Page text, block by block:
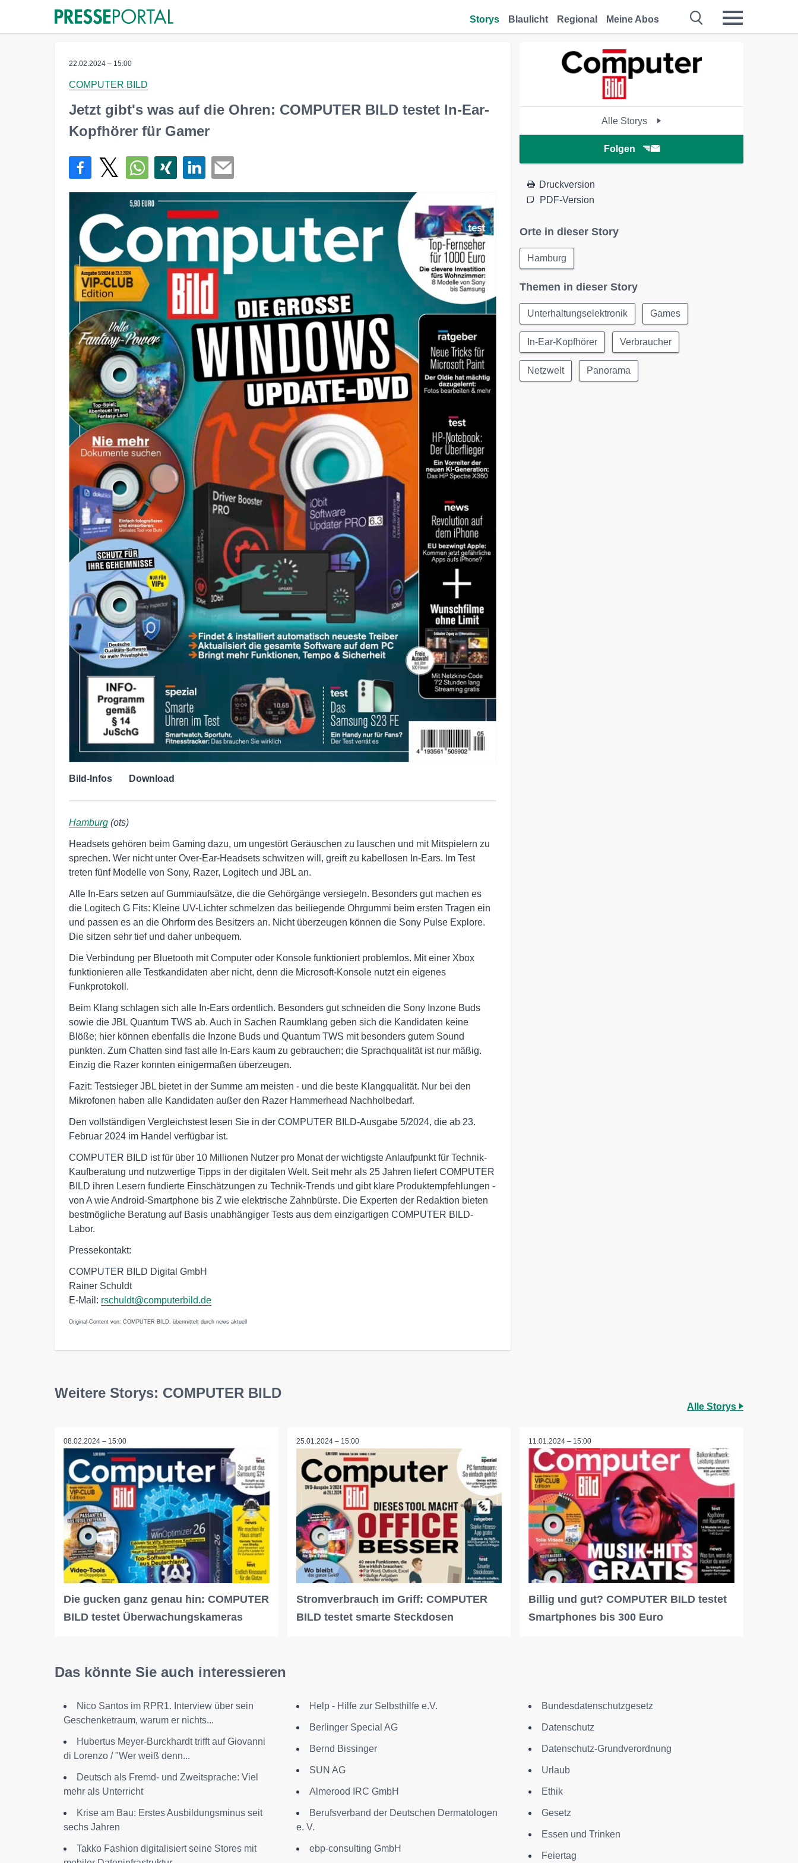
Storys Blaulicht Regional Meine Abos
22.02.2024 – 15:00
COMPUTER BILD
Jetzt gibt's was auf die Ohren: COMPUTER BILD testet In-Ear-
Kopfhörer für Gamer
Bild-Infos Download
Hamburg (ots)
Headsets gehören beim Gaming dazu, um ungestört Geräuschen zu lauschen und mit Mitspielern zu
sprechen. Wer nicht unter Over-Ear-Headsets schwitzen will, greift zu kabellosen In-Ears. Im Test
treten fünf Modelle von Sony, Razer, Logitech und JBL an.
Alle In-Ears setzen auf Gummiaufsätze, die die Gehörgänge versiegeln. Besonders gut machen es
die Logitech G Fits: Kleine UV-Lichter schmelzen das beiliegende Ohrgummi beim ersten Tragen ein
und passen es an die Ohrform des Besitzers an. Nicht überzeugen können die Sony Pulse Explore.
Die sitzen sehr tief und daher unbequem.
Die Verbindung per Bluetooth mit Computer oder Konsole funktioniert problemlos. Mit einer Xbox
funktionieren alle Testkandidaten aber nicht, denn die Microsoft-Konsole nutzt ein eigenes
Funkprotokoll.
Beim Klang schlagen sich alle In-Ears ordentlich. Besonders gut schneiden die Sony Inzone Buds
sowie die JBL Quantum TWS ab. Auch in Sachen Raumklang geben sich die Kandidaten keine
Blöße; hier können ebenfalls die Inzone Buds und Quantum TWS mit besonders gutem Sound
punkten. Zum Chatten sind fast alle In-Ears kaum zu gebrauchen; die Sprachqualität ist nur mäßig.
Einzig die Razer konnten einigermaßen überzeugen.
Fazit: Testsieger JBL bietet in der Summe am meisten - und die beste Klangqualität. Nur bei den
Mikrofonen haben alle Kandidaten außer den Razer Hammerhead Nachholbedarf.
Den vollständigen Vergleichstest lesen Sie in der COMPUTER BILD-Ausgabe 5/2024, die ab 23.
Februar 2024 im Handel verfügbar ist.
COMPUTER BILD ist für über 10 Millionen Nutzer pro Monat der wichtigste Anlaufpunkt für Technik-
Kaufberatung und nutzwertige Tipps in der digitalen Welt. Seit mehr als 25 Jahren liefert COMPUTER
BILD ihren Lesern fundierte Einschätzungen zu Technik-Trends und gibt klare Produktempfehlungen -
von A wie Android-Smartphone bis Z wie elektrische Zahnbürste. Die Experten der Redaktion bieten
bestmögliche Beratung auf Basis unabhängiger Tests aus dem einzigartigen COMPUTER BILD-
Labor.
Pressekontakt:
COMPUTER BILD Digital GmbH
Rainer Schuldt
E-Mail: rschuldt@computerbild.de
Original-Content von: COMPUTER BILD, übermittelt durch news aktuell
Alle Storys
Folgen
Druckversion
PDF-Version
Orte in dieser Story
Hamburg
Themen in dieser Story
Unterhaltungselektronik Games
In-Ear-Kopfhörer Verbraucher
Netzwelt Panorama
Weitere Storys: COMPUTER BILD
Alle Storys
08.02.2024 – 15:00
Die gucken ganz genau hin: COMPUTER
BILD testet Überwachungskameras
25.01.2024 – 15:00
Stromverbrauch im Griff: COMPUTER
BILD testet smarte Steckdosen
11.01.2024 – 15:00
Billig und gut? COMPUTER BILD testet
Smartphones bis 300 Euro
Das könnte Sie auch interessieren
Nico Santos im RPR1. Interview über sein
Geschenketraum, warum er nichts...
Hubertus Meyer-Burckhardt trifft auf Giovanni
di Lorenzo / "Wer weiß denn...
Deutsch als Fremd- und Zweitsprache: Viel
mehr als Unterricht
Krise am Bau: Erstes Ausbildungsminus seit
sechs Jahren
Takko Fashion digitalisiert seine Stores mit
Help - Hilfe zur Selbsthilfe e.V.
Berlinger Special AG
Bernd Bissinger
SUN AG
Almerood IRC GmbH
Berufsverband der Deutschen Dermatologen
e. V.
ebp-consulting GmbH
Bundesdatenschutzgesetz
Datenschutz
Datenschutz-Grundverordnung
Urlaub
Ethik
Gesetz
Essen und Trinken
Feiertag